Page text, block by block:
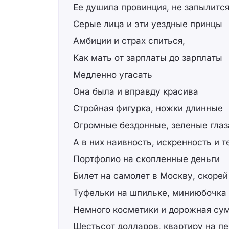
Ее душила провинция, не
Серые лица и эти уездные принцы
Амбиции и страх спиться,
Как мать от зарплаты до зарплаты
Медленно угасать
Она была и вправду красива
Стройная фигурка, ножки длинные
Огромные бездонные, зеленые
А в них наивность, искренность и
Портфолио на скопленные деньги
Билет на самолет в Москву,
Туфельки на шпильке, миниюбочка
Немного косметики и дорожная
Шестьсот долларов, квартиру на